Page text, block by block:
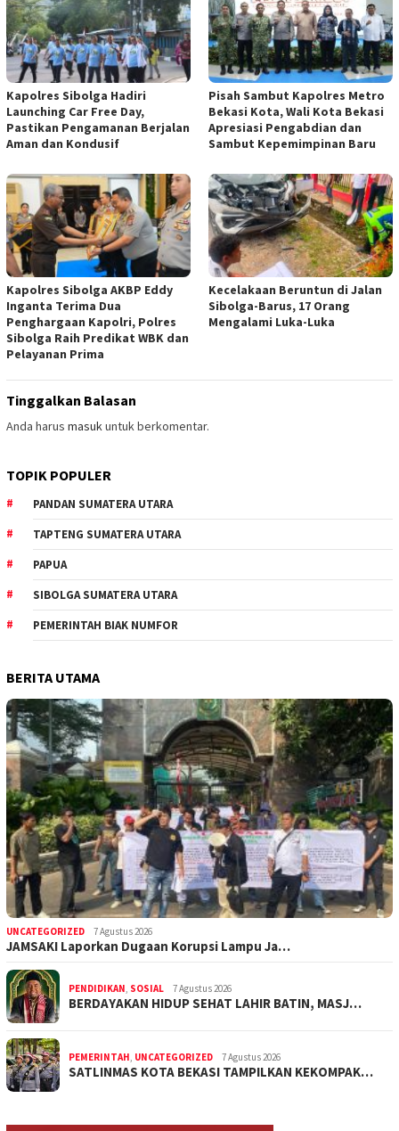
Kapolres Sibolga Hadiri
Launching Car Free Day,
Pastikan Pengamanan Berjalan
Aman dan Kondusif
Pisah Sambut Kapolres Metro
Bekasi Kota, Wali Kota Bekasi
Apresiasi Pengabdian dan
Sambut Kepemimpinan Baru
Kapolres Sibolga AKBP Eddy
Inganta Terima Dua
Penghargaan Kapolri, Polres
Sibolga Raih Predikat WBK dan
Pelayanan Prima
Kecelakaan Beruntun di Jalan
Sibolga-Barus, 17 Orang
Mengalami Luka-Luka
Tinggalkan Balasan
Anda harus masukuntuk berkomentar.
TOPIK POPULER
PANDAN SUMATERA UTARA
TAPTENG SUMATERA UTARA
PAPUA
SIBOLGA SUMATERA UTARA
PEMERINTAH BIAK NUMFOR
BERITA UTAMA
UNCATEGORIZED 7 Agustus 2026
JAMSAKI Laporkan Dugaan Korupsi Lampu Ja…
PENDIDIKAN SOSIAL 7 Agustus 2026
BERDAYAKAN HIDUP SEHAT LAHIR BATIN, MASJ…
PEMERINTAH UNCATEGORIZED 7 Agustus 2026
SATLINMAS KOTA BEKASI TAMPILKAN KEKOMPAK…